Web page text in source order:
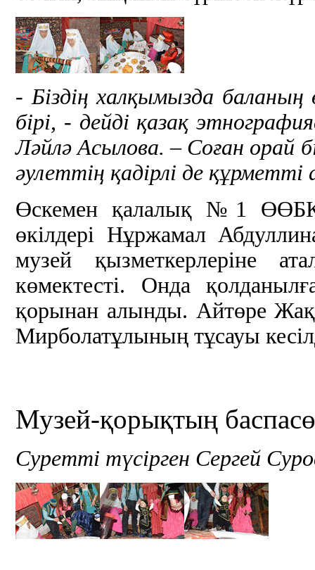
- Біздің халқымызда баланың
бірі, - дейді қазақ
Ләйлә Асылова. – Соған орай
әулеттің қадірлі де
Өскемен қалалық №1 ӨӨБК-
өкілдері Нұржамал
музей қызметкерлеріне
көмектесті. Онда
қорынан алынды. Айтөре
Мирболатұлының тұсауы
Музей-қорықтың
Суретті түсірген Сергей